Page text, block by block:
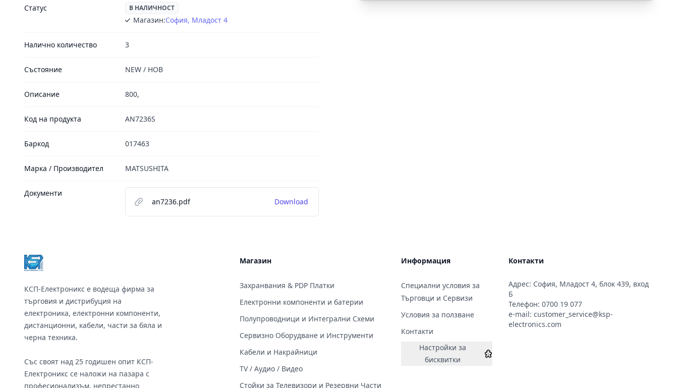
Статус В НАЛИЧНОСТ
Магазин:София, Младост 4
Налично количество 3
Състояние NEW / НОВ
Описание 800,
Код на продукта AN7236S
Баркод 017463
Марка / Производител MATSUSHITA
Документи
an7236.pdf
Download
КСП-Електроникс е водеща фирма за
търговия и дистрибуция на
електроника, електронни компоненти,
дистанционни, кабели, части за бяла и
черна техника.
Със своят над 25 годишен опит КСП-
Електроникс се наложи на пазара с
професионализъм, непрестанно
Магазин
Захранвания & PDP Платки
Електронни компоненти и батерии
Полупроводници и Интегрални Схеми
Сервизно Оборудване и Инструменти
Кабели и Накрайници
TV / Аудио / Видео
Стойки за Телевизори и Резервни Части
Информация
Специални условия за
Търговци и Сервизи
Условия за ползване
Контакти
Настройки за
бисквитки
Контакти
Адрес: София, Младост 4, блок 439, вход
Б
Телефон: 0700 19 077
e-mail: customer_service@ksp-
electronics.com